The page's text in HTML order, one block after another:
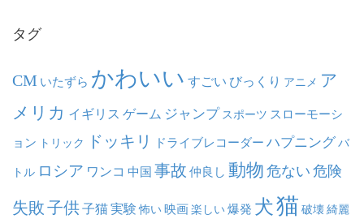
タグ
CM いたずら かわいい すごい びっくり アニメ ア
メリカ イギリス ゲーム ジャンプ スポーツ スローモーシ
ョン トリック ドッキリ ドライブレコーダー ハプニング バ
トル ロシア ワンコ 中国 事故 仲良し 動物 危ない 危険
失敗子供子猫実験 怖い映画楽しい爆発 犬猫 破壊綺麗